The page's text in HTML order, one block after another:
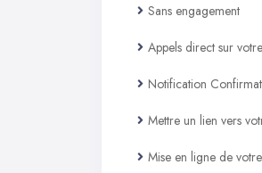
Sans engagement
Appels direct sur
Notification
Mettre un lien vers
Mise en ligne de